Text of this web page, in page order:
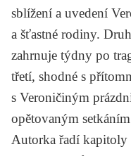
sblížení a uvedení
a šťastné rodiny.
zahrnuje týdny po
třetí, shodné s
s Veroničiným
opětovaným
Autorka řadí kapitoly